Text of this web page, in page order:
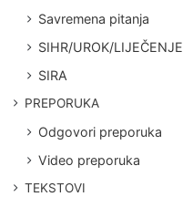
Savremena pitanja
SIHR/UROK/LIJEČENJE
SIRA
PREPORUKA
Odgovori preporuka
Video preporuka
TEKSTOVI